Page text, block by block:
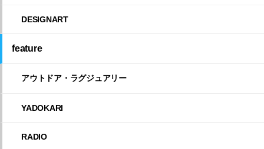
DESIGNART
feature
アウトドア・ラグジュアリー
YADOKARI
RADIO